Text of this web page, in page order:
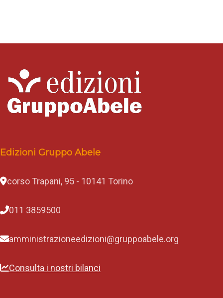
Edizioni Gruppo Abele
corso Trapani, 95 - 10141 Torino
011 3859500
amministrazioneedizioni@gruppoabele.org
Consulta i nostri bilanci